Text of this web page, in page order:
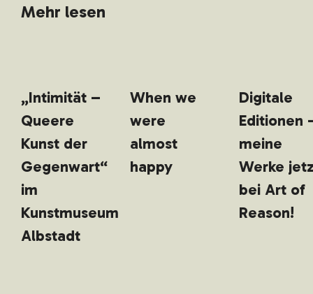
Mehr lesen
„Intimität –
Queere
Kunst der
Gegenwart“
im
Kunstmuseum
Albstadt
When we
were
almost
happy
Digitale
Editionen
meine
Werke
bei Art of
Reason!